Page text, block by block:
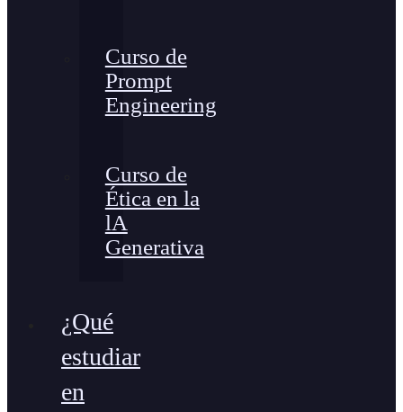
Curso de
Prompt
Engineering
Curso de
Ética en la
lA
Generativa
¿Qué
estudiar
en